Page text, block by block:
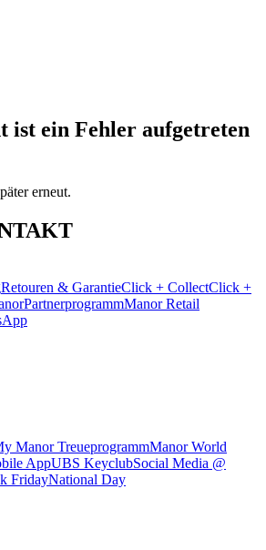
ist ein Fehler aufgetreten
erneut.
Retouren & GarantieClick + CollectClick +
PartnerprogrammManor Retail
Manor TreueprogrammManor World
AppUBS KeyclubSocial Media @
FridayNational Day